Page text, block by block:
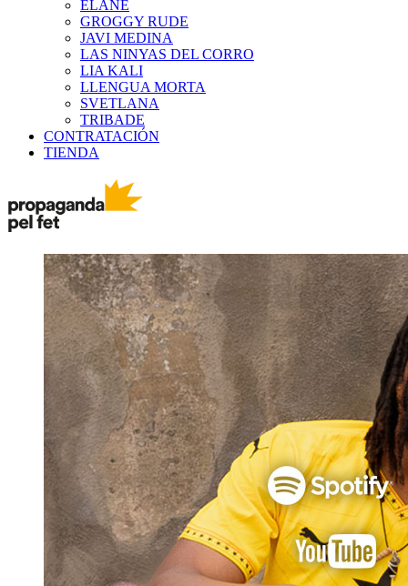
ELANE
GROGGY RUDE
JAVI MEDINA
LAS NINYAS DEL CORRO
LIA KALI
LLENGUA MORTA
SVETLANA
TRIBADE
CONTRATACIÓN
TIENDA